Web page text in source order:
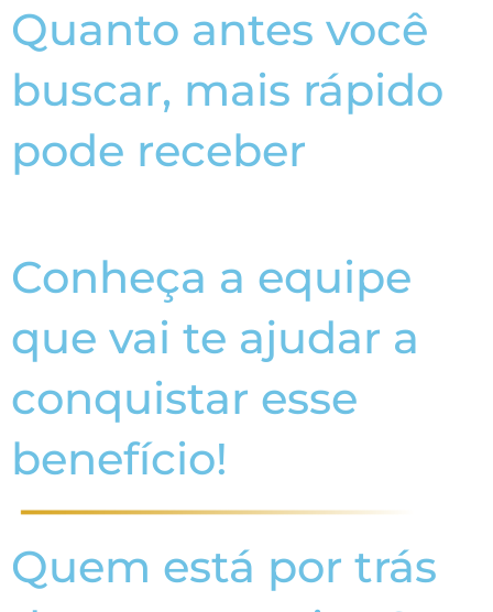
Quanto antes você
buscar, mais rápido
pode receber
Conheça a equipe
que vai te ajudar a
conquistar esse
benefício!
Quem está por trás